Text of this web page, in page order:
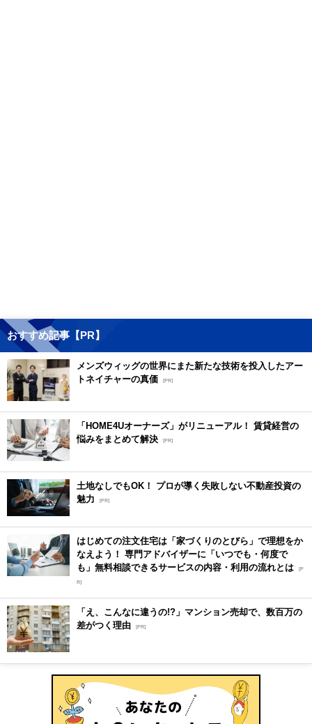
おすすめ記事【PR】
メンズウィッグの世界にまた新たな技術を投入したアー
トネイチャーの真価 [PR]
「HOME4Uオーナーズ」がリニューアル！ 賃貸経営の
悩みをまとめて解決 [PR]
土地なしでもOK！ プロが導く失敗しない不動産投資の
魅力
[PR]
はじめての注文住宅は「家づくりのとびら」で理想をか
なえよう！ 専門アドバイザーに「いつでも・何度で
も」無料相談できるサービスの内容・利用の流れとは [P
R]
「え、こんなに違うの!?」マンション売却で、数百万の
差がつく理由 [PR]